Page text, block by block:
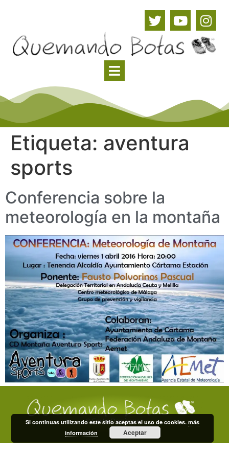
Etiqueta: aventura
sports
Conferencia sobre la
meteorología en la montaña
© Emilio Domínguez
Si continuas utilizando este sitio aceptas el uso de cookies.más
información
Aceptar